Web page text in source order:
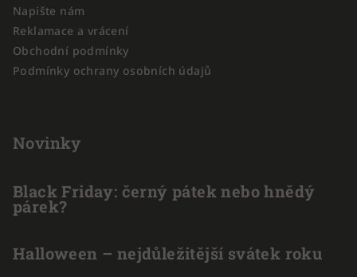
Napište nám
Reklamace a vrácení
Obchodní podmínky
Podmínky ochrany osobních údajů
Novinky
Black Friday: černý pátek nebo hnědý
párek?
Halloween – nejdůležitější svátek roku